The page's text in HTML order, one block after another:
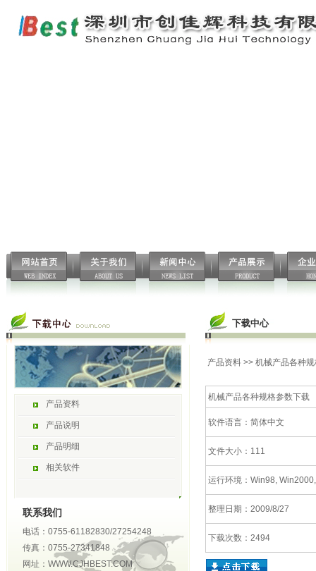
产品资料
产品说明
产品明细
相关软件
联系我们
电话：0755-61182830/27254248
传真：0755-27341848
网址：WWW.CJHBEST.COM
下载中心
产品资料>> 机械产品各种规
机械产品各种规格参数下载
软件语言：简体中文
文件大小：111
运行环境：Win98,
整理日期：2009/8/27
下载次数：2494